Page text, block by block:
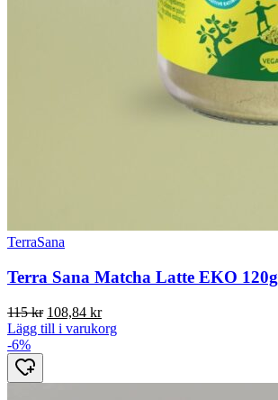
TerraSana
Terra Sana Matcha Latte EKO 120g
115kr Det
ursprungliga
108,84 krDet
nuvarande
Lägg till i varukorg
-6%